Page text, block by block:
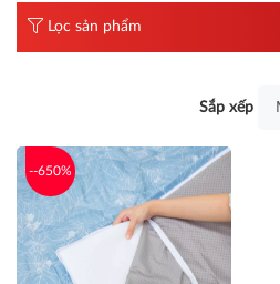
Lọc sản phẩm
Sắp xếp
--650%